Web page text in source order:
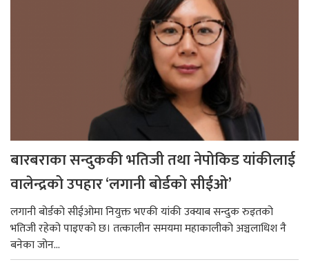
बारबराका सन्दुककी भतिजी तथा नेपोकिड यांकीलाई
वालेन्द्रको उपहार ‘लगानी बोर्डको सीईओ’
लगानी बोर्डको सीईओमा नियुक्त भएकी यांकी उक्याब सन्दुक रुइतको
भतिजी रहेको पाइएको छ। तत्कालीन समयमा महाकालीको अञ्चलाधिश नै
बनेका जोन...